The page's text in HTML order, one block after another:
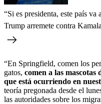
“Si es presidenta, este país va
Trump arremete contra
“En Springfield, comen los
gatos, comen a las mascotas
que está ocurriendo en
teoría pregonada desde el
las autoridades sobre los